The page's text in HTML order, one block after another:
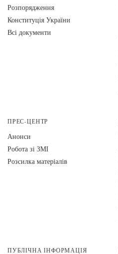
Розпорядження
Конституція України
Всі документи
ПРЕС-ЦЕНТР
Анонси
Робота зі ЗМІ
Розсилка матеріалів
ПУБЛІЧНА ІНФОРМАЦІЯ